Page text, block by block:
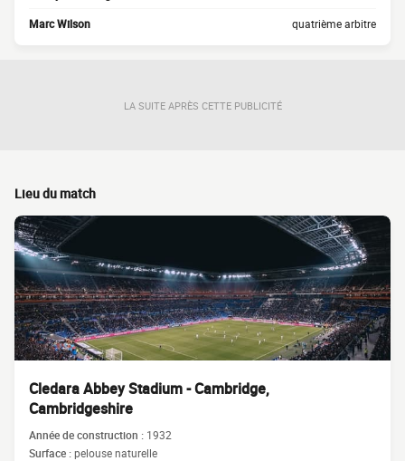
Marc Wilson quatrième arbitre
LA SUITE APRÈS CETTE PUBLICITÉ
Lieu du match
Cledara Abbey Stadium - Cambridge,
Cambridgeshire
Année de construction : 1932
Surface :pelouse naturelle